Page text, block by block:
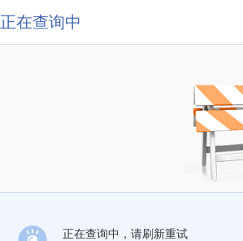
正在查询中
正在查询中，请刷新重试